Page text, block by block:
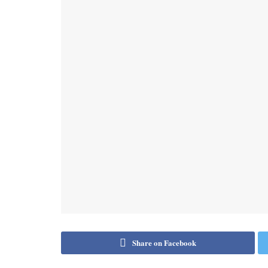
Share on Facebook